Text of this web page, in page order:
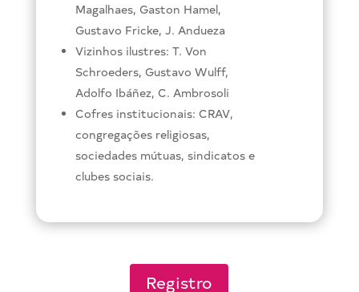
Magalhaes, Gaston Hamel,
Gustavo Fricke, J. Andueza
Vizinhos ilustres: T. Von
Schroeders, Gustavo Wulff,
Adolfo Ibáñez, C. Ambrosoli
Cofres institucionais: CRAV,
congregações religiosas,
sociedades mútuas, sindicatos e
clubes sociais.
Registro